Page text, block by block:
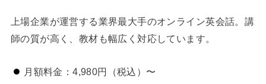
上場企業が運営する業界最大手のオンライン英会話。講
師の質が高く、教材も幅広く対応しています。
月額料金：4,980円（税込）〜